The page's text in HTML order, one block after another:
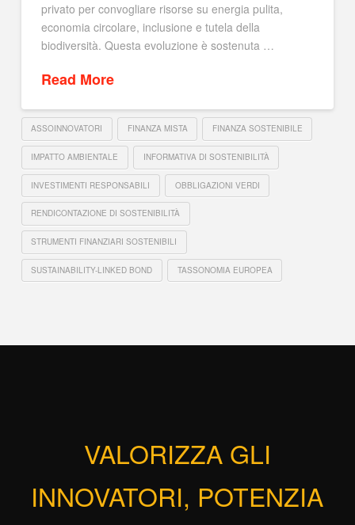
privato per convogliare risorse su energia pulita,
economia circolare, inclusione e tutela della
biodiversità. Questa evoluzione è sostenuta …
Read More
ASSOINNOVATORI FINANZA MISTA FINANZA SOSTENIBILE
IMPATTO AMBIENTALE INFORMATIVA DI SOSTENIBILITÀ
INVESTIMENTI RESPONSABILI OBBLIGAZIONI VERDI
RENDICONTAZIONE DI SOSTENIBILITÀ
STRUMENTI FINANZIARI SOSTENIBILI
SUSTAINABILITY-LINKED BOND TASSONOMIA EUROPEA
VALORIZZA GLI
INNOVATORI, POTENZIA